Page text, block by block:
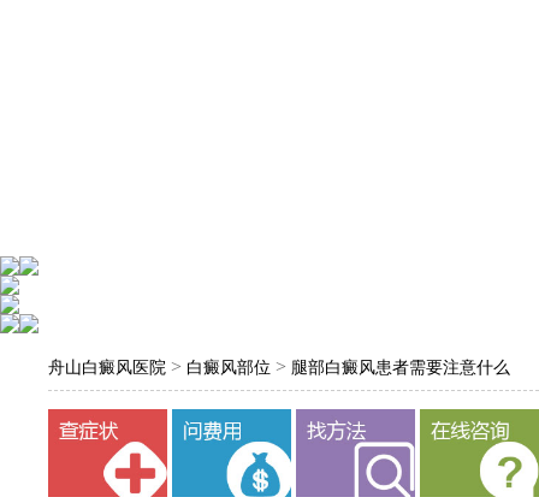
舟山白癜风医院 > 白癜风部位 > 腿部白癜风患者需要注意什么